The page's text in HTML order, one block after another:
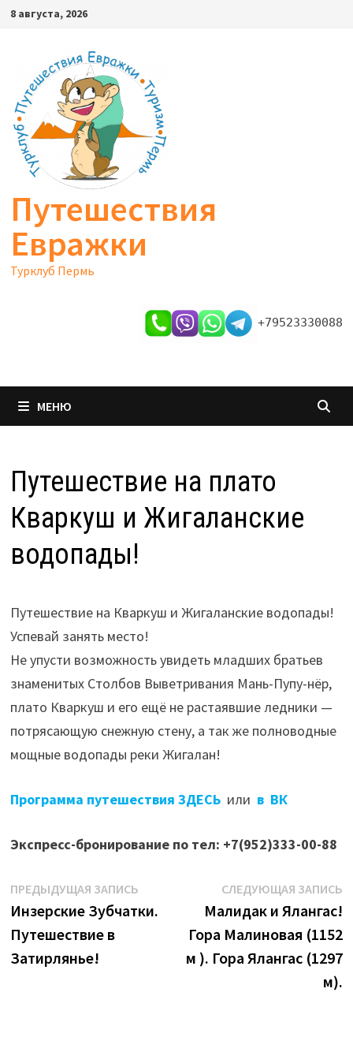
Перейти
содержимому
8 августа, 2026
Путешествия
Евражки
Турклуб Пермь
+79523330088
МЕНЮ
Путешествие на плато
Кваркуш и Жигаланские
водопады!
Путешествие на Кваркуш и Жигаланские водопады!
Успевай занять место!
Не упусти возможность увидеть младших братьев
знаменитых Столбов Выветривания Мань-Пупу-нёр,
плато Кваркуш и его ещё не растаявшие ледники —
потрясающую снежную стену, а так же полноводные
мощные водопады реки Жигалан!
Программа путешествия ЗДЕСЬ или в ВК
Экспресс-бронирование по тел: +7(952)333-00-88
Навигация
по
записям
ПРЕДЫДУЩАЯ ЗАПИСЬПредыдущая
запись:
Инзерские Зубчатки.
Путешествие в
Затирлянье!
СЛЕДУЮЩАЯ ЗАПИСЬ
Малидак и Ялангас!
Гора Малиновая (1152
м ). Гора Ялангас (1297
м).